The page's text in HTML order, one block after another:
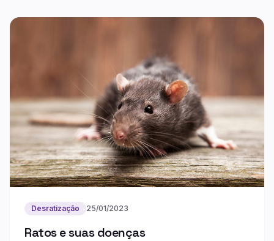
Desratização 25/01/2023
Ratos e suas doenças